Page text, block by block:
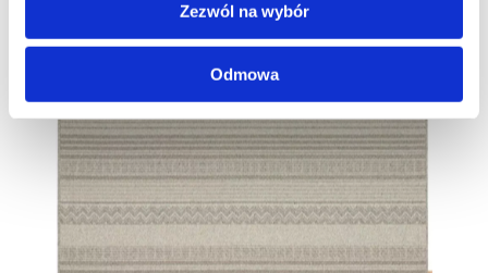
Zezwól na wybór
Odmowa